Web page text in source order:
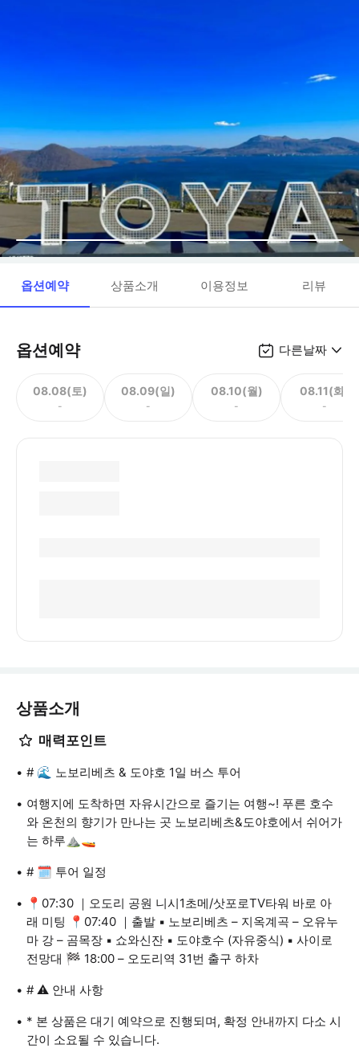
옵션예약 상품소개 이용정보 리뷰
옵션예약 다른날짜
08.08(토)
-
08.09(일)
-
08.10(월)
-
08.11(화)
-
상품소개
매력포인트
# 🌊 노보리베츠 & 도야호 1일 버스 투어
여행지에 도착하면 자유시간으로 즐기는 여행~! 푸른 호수
와 온천의 향기가 만나는 곳 노보리베츠&도야호에서 쉬어가
는 하루⛰️🚤
# 🗓 투어 일정
📍07:30 ｜오도리 공원 니시1초메/삿포로TV타워 바로 아
래 미팅 📍07:40 ｜출발 ▪️ 노보리베츠 – 지옥계곡 – 오유누
마 강 – 곰목장 ▪️ 쇼와신잔 ▪️ 도야호수 (자유중식) ▪️ 사이로
전망대 🏁 18:00 – 오도리역 31번 출구 하차
# ⚠️ 안내 사항
* 본 상품은 대기 예약으로 진행되며, 확정 안내까지 다소 시
간이 소요될 수 있습니다.